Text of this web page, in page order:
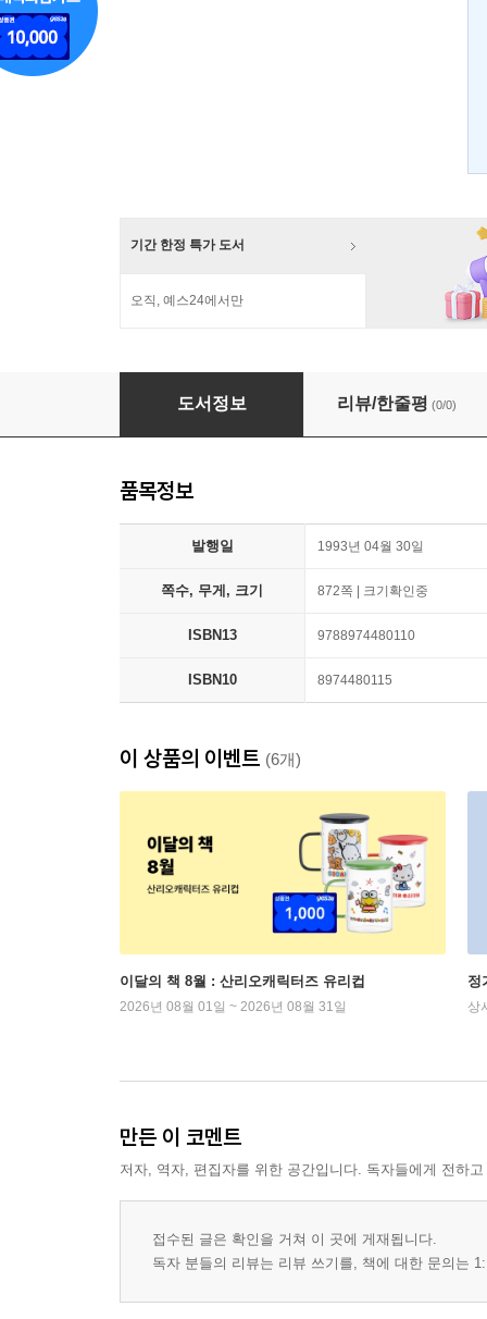
기간 한정 특가 도서
오직, 예스24에서만
동의학 어떻게 배울것인가
도서정보 리뷰/한줄평 (0/0)
품목정보
발행일 1993년 04월 30일
쪽수, 무게, 크기 872쪽 | 크기확인중
ISBN13 9788974480110
ISBN10 8974480115
이 상품의 이벤트 (6개)
이달의 책 8월 : 산리오캐릭터즈 유리컵
2026년 08월 01일 ~ 2026년 08월 31일
정
상
만든 이 코멘트
저자, 역자, 편집자를 위한 공간입니다. 독자들에게 전하
접수된 글은 확인을 거쳐 이 곳에 게재됩니다.
독자 분들의 리뷰는 리뷰 쓰기를, 책에 대한 문의는